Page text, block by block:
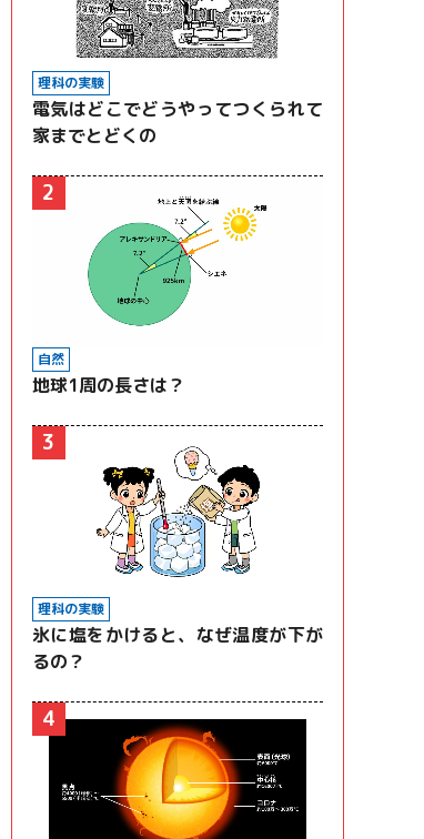
理科の実験
電気はどこでどうやってつくられて
家までとどくの
2
自然
地球1周の長さは？
3
理科の実験
氷に塩をかけると、なぜ温度が下が
るの？
4